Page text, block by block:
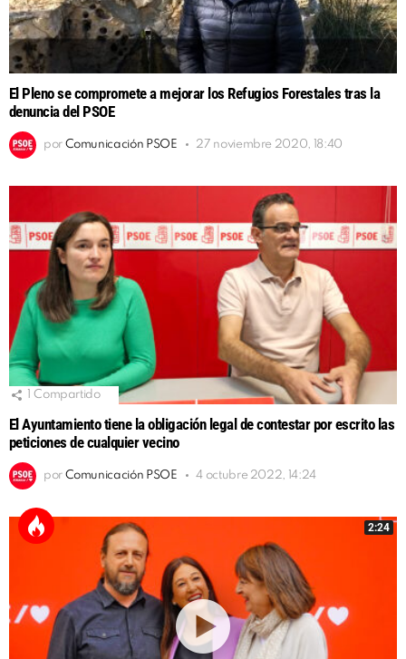
El Pleno se compromete a mejorar los Refugios Forestales tras la
denuncia del PSOE
por Comunicación PSOE 27 noviembre 2020, 18:40
Compartido
El Ayuntamiento tiene la obligación legal de contestar por escrito las
peticiones de cualquier vecino
por Comunicación PSOE 4 octubre 2022, 14:24
2:24